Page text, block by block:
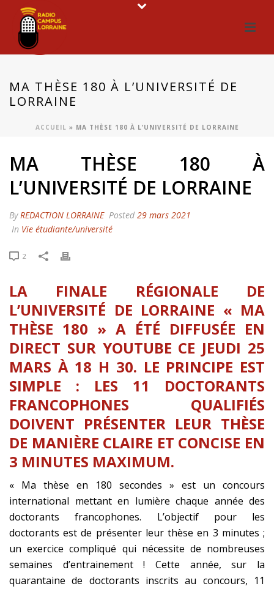
MA THÈSE 180 À L’UNIVERSITÉ DE
LORRAINE
ACCUEIL » MA THÈSE 180 À L’UNIVERSITÉ DE LORRAINE
MA THÈSE 180 À
L’UNIVERSITÉ DE LORRAINE
ByREDACTION LORRAINE Posted 29 mars 2021
In Vie étudiante/université
2
LA FINALE RÉGIONALE DE
L’UNIVERSITÉ DE LORRAINE « MA
THÈSE 180 » A ÉTÉ DIFFUSÉE EN
DIRECT SUR YOUTUBE CE JEUDI 25
MARS À 18 H 30. LE PRINCIPE EST
SIMPLE : LES 11 DOCTORANTS
FRANCOPHONES QUALIFIÉS
DOIVENT PRÉSENTER LEUR THÈSE
DE MANIÈRE CLAIRE ET CONCISE EN
3 MINUTES MAXIMUM.
« Ma thèse en 180 secondes » est un concours
international mettant en lumière chaque année des
doctorants francophones. L’objectif pour les
doctorants est de présenter leur thèse en 3 minutes ;
un exercice compliqué qui nécessite de nombreuses
semaines d’entrainement ! Cette année, sur la
quarantaine de doctorants inscrits au concours, 11